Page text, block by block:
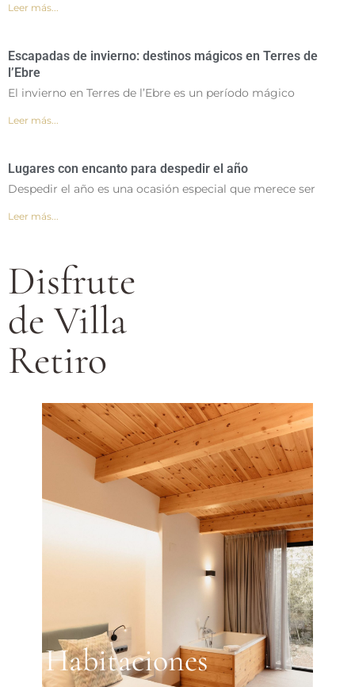
Leer más...
Escapadas de invierno: destinos mágicos en Terres de
l’Ebre
El invierno en Terres de l’Ebre es un período mágico
Leer más...
Lugares con encanto para despedir el año
Despedir el año es una ocasión especial que merece ser
Leer más...
Disfrute
de Villa
Retiro
Habitaciones